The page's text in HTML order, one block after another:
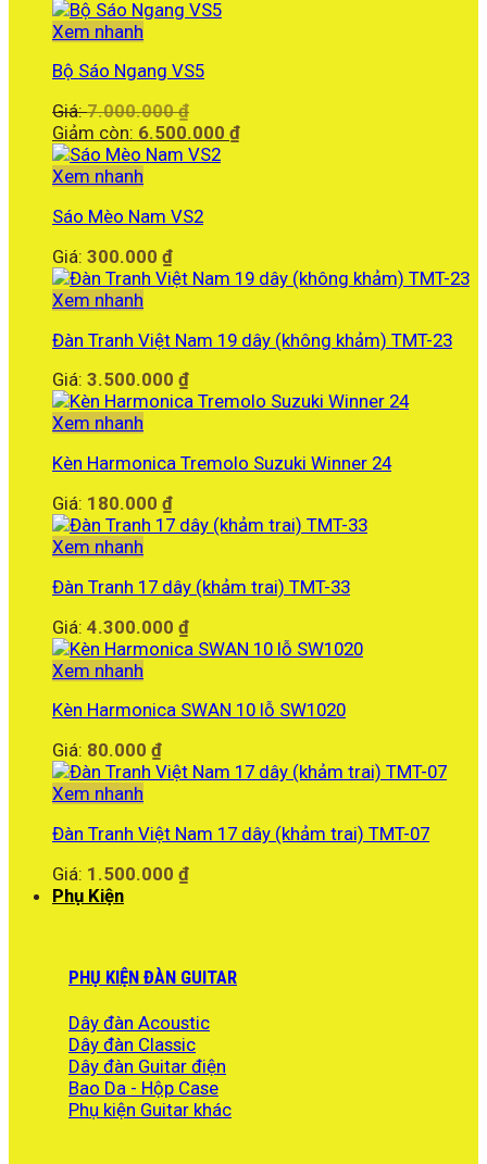
Xem nhanh
Bộ Sáo Ngang VS5
Giá:7.000.000₫
gốc
là:
Giảm còn: 6.500.000 ₫Giá
Xem nhanh
Sáo Mèo Nam VS2
Giá: 300.000 ₫
Xem nhanh
Đàn Tranh Việt Nam 19 dây (không khảm) TMT-23
Giá: 3.500.000 ₫
Xem nhanh
Kèn Harmonica Tremolo Suzuki Winner 24
Giá: 180.000 ₫
Xem nhanh
Đàn Tranh 17 dây (khảm trai) TMT-33
Giá: 4.300.000 ₫
Xem nhanh
Kèn Harmonica SWAN 10 lỗ SW1020
Giá: 80.000 ₫
Xem nhanh
Đàn Tranh Việt Nam 17 dây (khảm trai) TMT-07
Giá: 1.500.000 ₫
Phụ Kiện
PHỤ KIỆN ĐÀN GUITAR
Dây đàn Acoustic
Dây đàn Classic
Dây đàn Guitar điện
Bao Da - Hộp Case
Phụ kiện Guitar khác